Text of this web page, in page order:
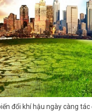
đổi khí hậu ngày càng